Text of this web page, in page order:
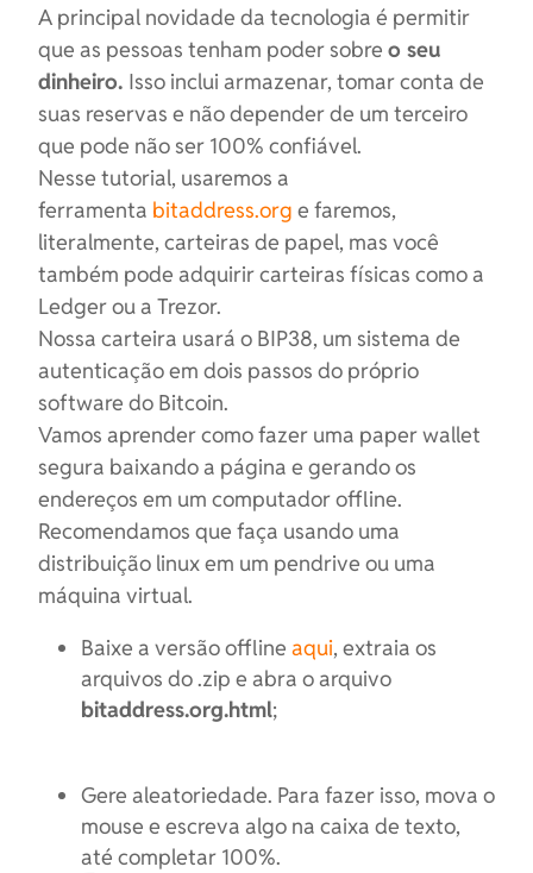
A principal novidade da tecnologia é permitir
que as pessoas tenham poder sobre o seu
dinheiro. Isso inclui armazenar, tomar conta de
suas reservas e não depender de um terceiro
que pode não ser 100% confiável.
Nesse tutorial, usaremos a
ferramenta bitaddress.org e faremos,
literalmente, carteiras de papel, mas você
também pode adquirir carteiras físicas como a
Ledger ou a Trezor.
Nossa carteira usará o BIP38, um sistema de
autenticação em dois passos do próprio
software do Bitcoin.
Vamos aprender como fazer uma paper wallet
segura baixando a página e gerando os
endereços em um computador offline.
Recomendamos que faça usando uma
distribuição linux em um pendrive ou uma
máquina virtual.
Baixe a versão offline aqui, extraia os
arquivos do .zip e abra o arquivo
bitaddress.org.html;
Gere aleatoriedade. Para fazer isso, mova o
mouse e escreva algo na caixa de texto,
até completar 100%.